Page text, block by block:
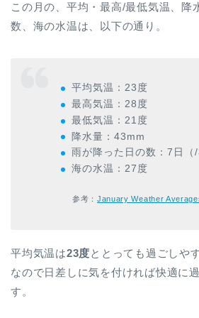
この月の、平均・最高/最低気温、降
数、海の水温は、以下の通り。
平均気温：23度
最高気温：28度
最低気温：21度
降水量：43mm
雨が降った日の数：7日（/
海の水温：27度
参考：January Weather
平均気温は23度ととっても過ごしや
なので日差しに気を付ければ快適に
す。